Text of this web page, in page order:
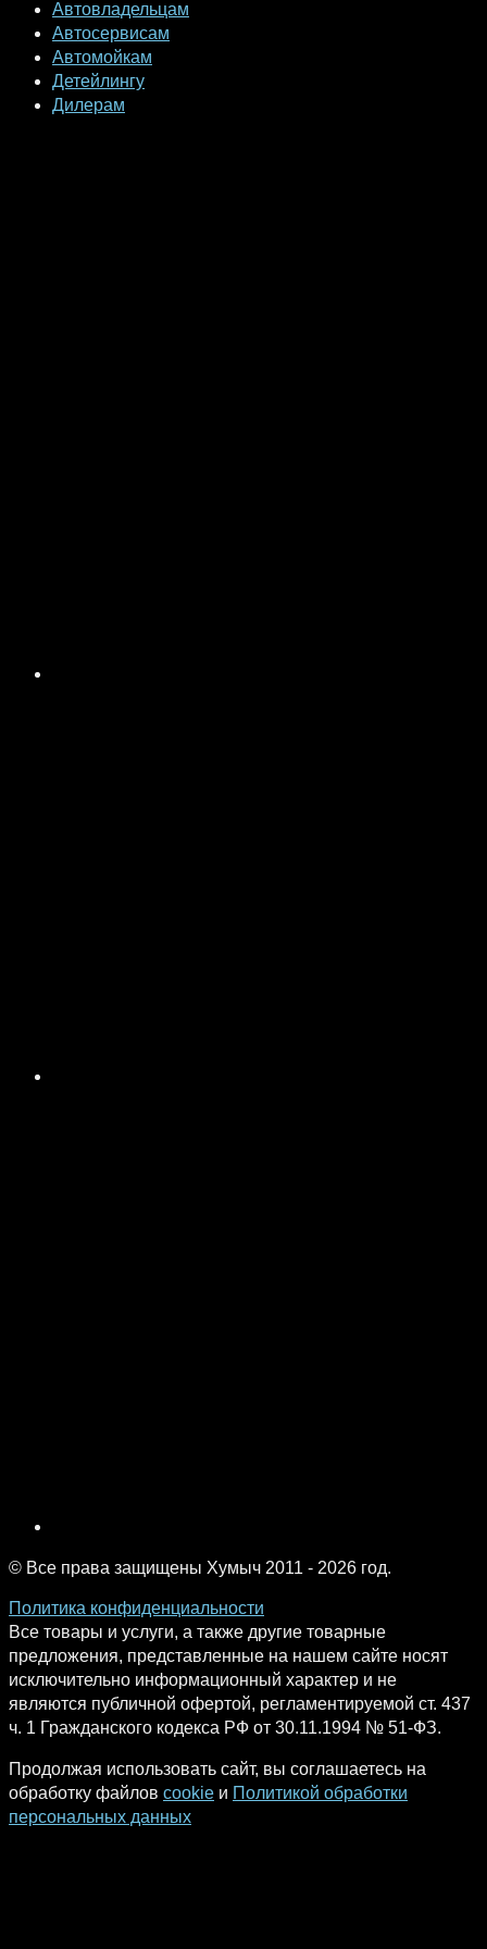
Автовладельцам
Автосервисам
Автомойкам
Детейлингу
Дилерам
© Все права защищены Хумыч 2011 - 2026 год.
Политика конфиденциальности
Все товары и услуги, а также другие товарные
предложения, представленные на нашем сайте носят
исключительно информационный характер и не
являются публичной офертой, регламентируемой ст. 437
ч. 1 Гражданского кодекса РФ от 30.11.1994 № 51-ФЗ.
Продолжая использовать сайт, вы соглашаетесь на
обработку файлов cookie и Политикой обработки
персональных данных